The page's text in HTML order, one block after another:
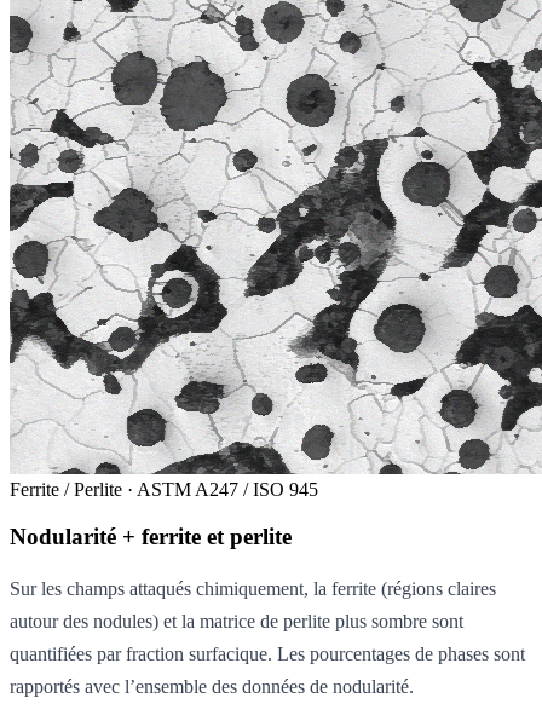
Ferrite / Perlite · ASTM A247 / ISO 945
Nodularité + ferrite et perlite
Sur les champs attaqués chimiquement, la ferrite (régions claires
autour des nodules) et la matrice de perlite plus sombre sont
quantifiées par fraction surfacique. Les pourcentages de phases sont
rapportés avec l’ensemble des données de nodularité.